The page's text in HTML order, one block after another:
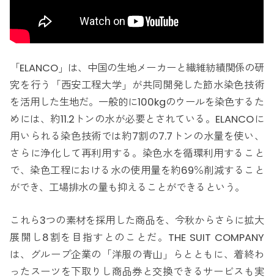
「ELANCO」は、中国の生地メーカーと繊維紡績関係の研
究を行う「西安工程大学」が共同開発した節水染色技術
を活用した生地だ。一般的に100kgのウールを染色するた
めには、約11.2トンの水が必要とされている。ELANCOに
用いられる染色技術では約7割の7.7トンの水量を使い、
さらに浄化して再利用する。染色水を循環利用すること
で、染色工程における水の使用量を約69％削減すること
ができ、工場排水の量も抑えることができるという。
これら3つの素材を採用した商品を、今秋からさらに拡大
展開し8割を目指すとのことだ。THE SUIT COMPANY
は、グループ企業の「洋服の青山」らとともに、着終わ
ったスーツを下取りし商品券と交換できるサービスも実